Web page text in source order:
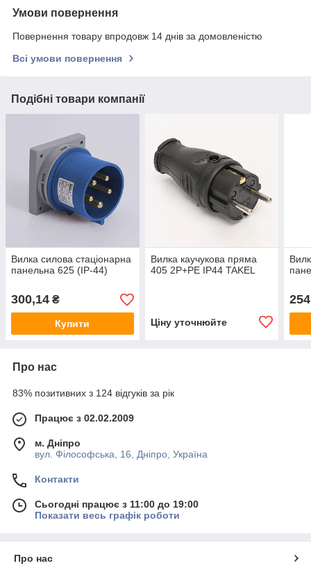
Умови повернення
Повернення товару впродовж 14 днів за домовленістю
Всі умови повернення
Подібні товари компанії
Вилка силова стаціонарна
панельна 625 (IP-44)
300,14 ₴
Купити
Вилка каучукова пряма
405 2Р+РЕ IP44 TAKEL
Ціну уточнюйте
Про нас
83% позитивних з 124 відгуків за рік
Працює з 02.02.2009
м. Дніпро
вул. Філософська, 16, Дніпро, Україна
Контакти
Сьогодні працює з 11:00 до 19:00
Показати весь графік роботи
Про нас